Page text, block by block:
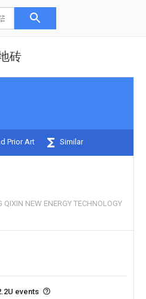
砖
Prior Art Similar
QIXIN NEW ENERGY TECHNOLOGY
events